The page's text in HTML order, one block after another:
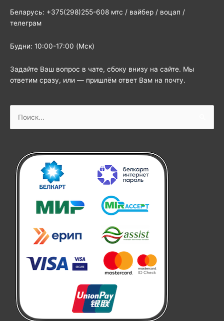
Беларусь: +375(298)255-608 мтс / вайбер / воцап /
телеграм
Будни: 10:00-17:00 (Мск)
Задайте Ваш вопрос в чате, сбоку внизу на сайте. Мы
ответим сразу, или — пришлём ответ Вам на почту.